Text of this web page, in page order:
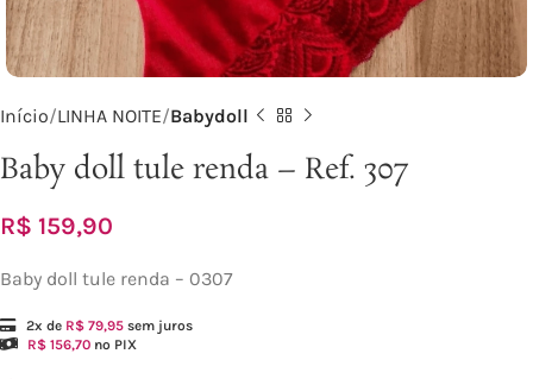
Início LINHA NOITE Babydoll
Baby doll tule renda – Ref. 307
R$ 159,90
Baby doll tule renda – 0307
2x de R$ 79,95 sem juros
R$ 156,70 no PIX